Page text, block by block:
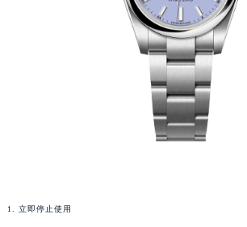
1. 立即停止使用